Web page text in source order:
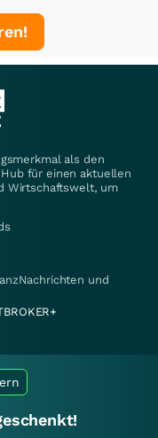
als den
für einen aktuellen
Wirtschaftswelt, um
und